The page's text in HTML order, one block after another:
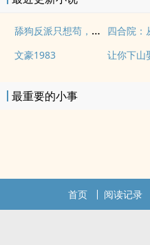
.
舔狗反派只想苟，女主不按套路走！
文豪1983
最重要的小事
首页 阅读记录